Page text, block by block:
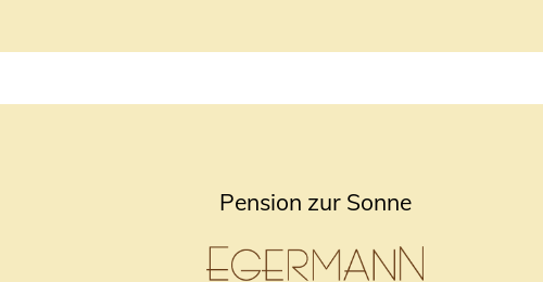
Pension zur Sonne